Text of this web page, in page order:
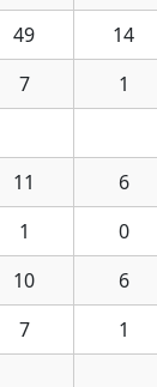
49 14
7 1
11 6
1 0
10 6
7 1